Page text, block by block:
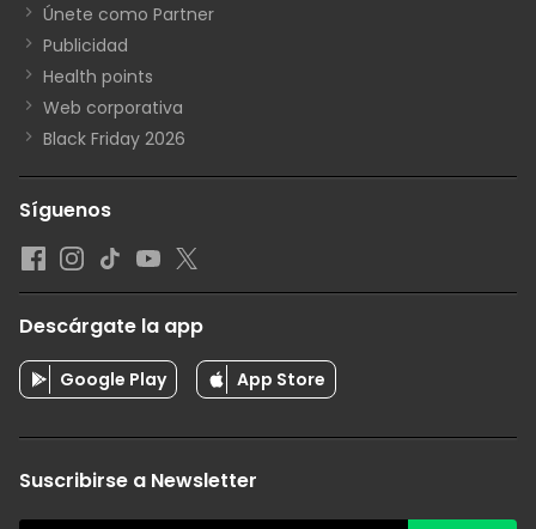
Únete como Partner
Publicidad
Health points
Web corporativa
Black Friday 2026
Síguenos
Descárgate la app
Google Play App Store
Suscribirse a Newsletter